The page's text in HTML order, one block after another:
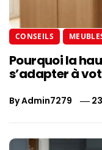
CONSEILS
Pourquoi la
s’adapter à
ByAdmin7279